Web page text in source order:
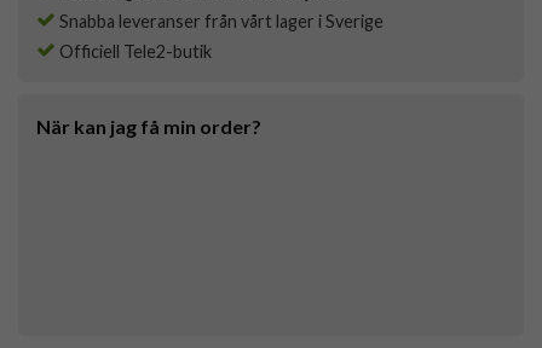
Snabba leveranser från vårt lager i Sverige
Officiell Tele2-butik
När kan jag få min order?